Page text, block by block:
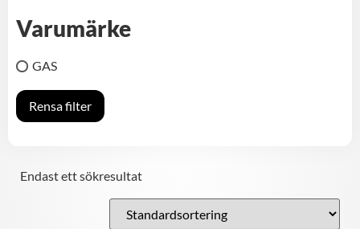
Varumärke
GAS
Rensa filter
Endast ett sökresultat